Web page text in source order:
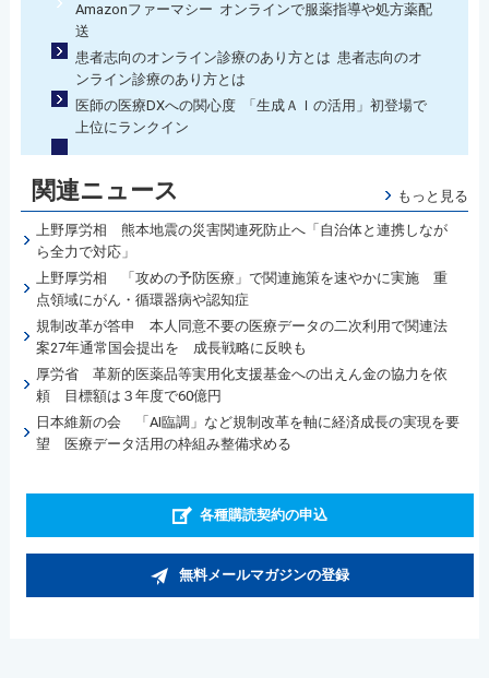
Amazonファーマシー オンラインで服薬指導や処方薬配
送
患者志向のオンライン診療のあり方とは 患者志向のオ
ンライン診療のあり方とは
医師の医療DXへの関心度 「生成ＡＩの活用」初登場で
上位にランクイン
関連ニュース もっと見る
上野厚労相 熊本地震の災害関連死防止へ「自治体と連携しなが
ら全力で対応」
上野厚労相 「攻めの予防医療」で関連施策を速やかに実施 重
点領域にがん・循環器病や認知症
規制改革が答申 本人同意不要の医療データの二次利用で関連法
案27年通常国会提出を 成長戦略に反映も
厚労省 革新的医薬品等実用化支援基金への出えん金の協力を依
頼 目標額は３年度で60億円
日本維新の会 「AI臨調」など規制改革を軸に経済成長の実現を要
望 医療データ活用の枠組み整備求める
各種購読契約の申込
無料メールマガジンの登録